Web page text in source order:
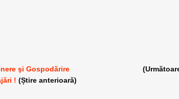
şi Gospodărire
! (Știre anterioară)